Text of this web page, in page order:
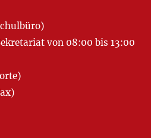
von 08:00 bis 13:00